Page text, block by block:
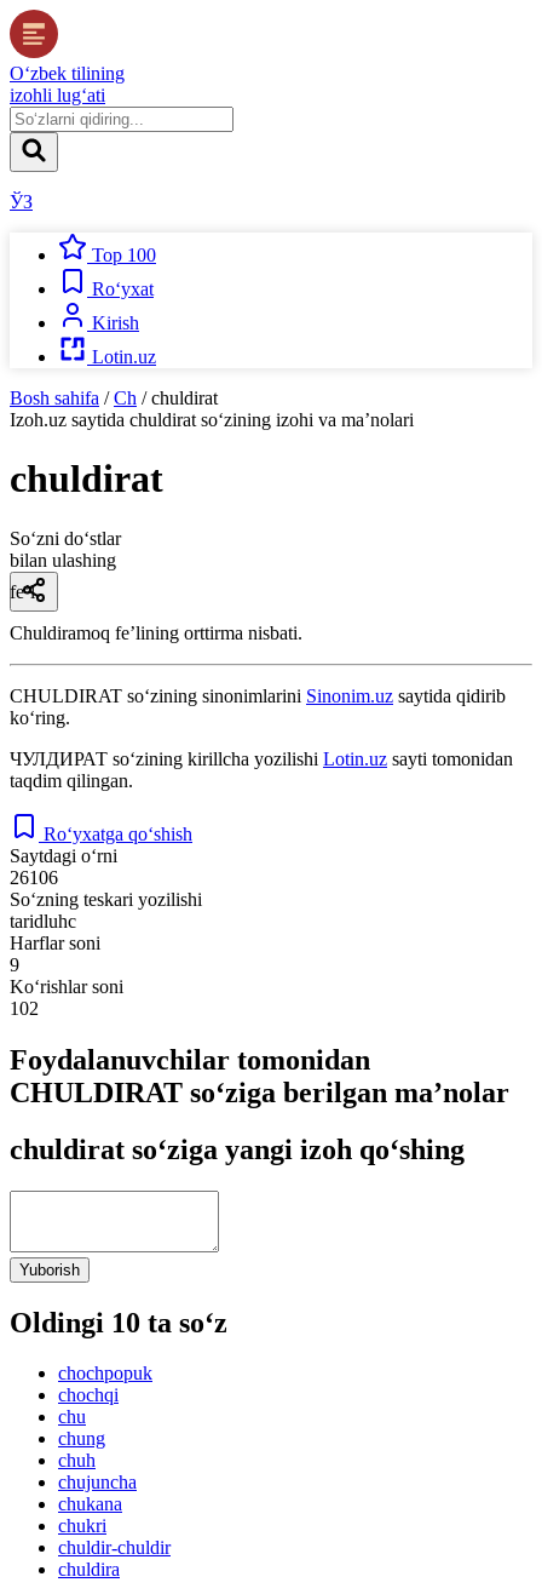
O‘zbek tilining
izohli lug‘ati
ЎЗ
Top 100
Ro‘yxat
Kirish
Lotin.uz
Bosh sahifa / Ch / chuldirat
Izoh.uz saytida chuldirat so‘zining izohi va ma’nolari
chuldirat
So‘zni do‘stlar
bilan ulashing
fe’l
Chuldiramoq feʼlining orttirma nisbati.
CHULDIRAT so‘zining sinonimlarini Sinonim.uz saytida qidirib
ko‘ring.
ЧУЛДИРАТ so‘zining kirillcha yozilishi Lotin.uz sayti tomonidan
taqdim qilingan.
Ro‘yxatga qo‘shish
Saytdagi o‘rni
26106
So‘zning teskari yozilishi
taridluhc
Harflar soni
9
Ko‘rishlar soni
102
Foydalanuvchilar tomonidan
CHULDIRAT so‘ziga berilgan ma’nolar
chuldirat so‘ziga yangi izoh qo‘shing
Yuborish
Oldingi 10 ta so‘z
chochpopuk
chochqi
chu
chung
chuh
chujuncha
chukana
chukri
chuldir-chuldir
chuldira